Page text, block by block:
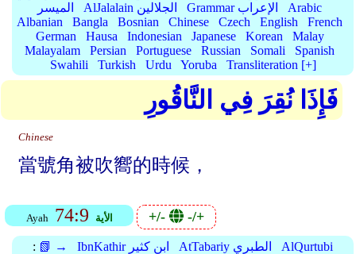
الميسر
AlJalalain الجلالين Grammar الإعراب
Arabic
Albanian
Bangla Bosnian Chinese Czech English
French
German
Hausa Indonesian Japanese Korean
Malay
Malayalam
Persian Portuguese Russian Somali
Spanish
Swahili
Turkish Urdu Yoruba Transliteration [+]
فَإِذَا نُقِرَ فِي النَّاقُورِ
Chinese
當號角被吹嚮的時候，
Ayah 74:9 الأية +/- -/+
: 📗 → IbnKathir ابن كثير AtTabariy الطبري
AlQurtubi